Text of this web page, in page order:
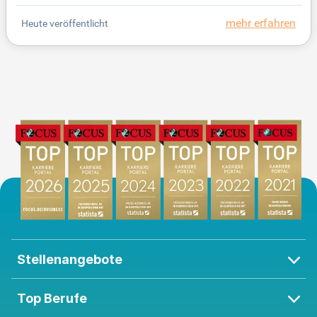
idyllische, parkähnliche Umgebung. Vitanas ist bek
annt für höchste Qualität in Pflege und Therapie se
mehr erfahren
Heute veröffentlicht
Stellenangebote
Top Berufe